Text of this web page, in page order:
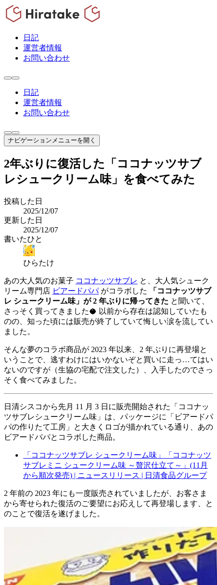
日記
運営者情報
お問い合わせ
日記
運営者情報
お問い合わせ
ナビゲーションメニューを開く
2年ぶりに復活した「ココナッツサブ
レシュークリーム味」を食べてみた
投稿した日
2025/12/07
更新した日
2025/12/07
書いたひと
ひらたけ
あの大人気のお菓子 ココナッツサブレ と、大人気シューク
リーム専門店 ビアードパパがコラボした
「ココナッツサブ
レ シュークリーム味」が 2 年ぶりに帰ってきた と聞いて、
さっそく買ってきました🥥 以前から存在は認知していたも
のの、知った頃には販売が終了していて悔しい涙を流してい
ました。
そんな夢のコラボ商品が 2023 年以来、2 年ぶりに再登場と
いうことで、逃すわけにはいかないぞと買いに走っ…てはい
ないのですが（生協の宅配で注文した）、入手したのでさっ
そく食べてみました。
日清シスコから先月 11 月 3 日に販売開始された「ココナッ
ツサブレシュークリーム味」は、パッケージに「ビアードパ
パの作りたて工房」と大きくロゴが描かれている通り、あの
ビアードパパとコラボした商品。
「ココナッツサブレ シュークリーム味」「ココナッツ
サブレミニ シュークリーム味 ～贅沢仕立て～」(11月
から順次発売) | ニュースリリース | 日清食品グループ
2 年前の 2023 年にも一度販売されていましたが、お客さま
から寄せられた復活のご要望にお応えして再登場します、と
のことで復活を遂げました。